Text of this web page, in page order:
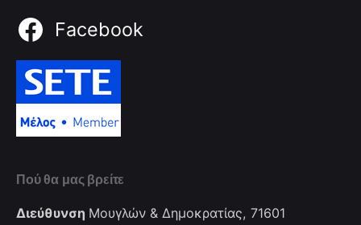
Facebook
Πού θα μας βρείτε
Διεύθυνση Μουγλών & Δημοκρατίας, 71601